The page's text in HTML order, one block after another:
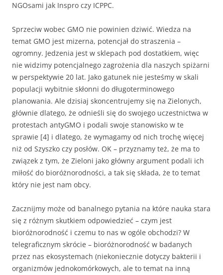
NGOsami jak Inspro czy ICPPC.
Sprzeciw wobec GMO nie powinien dziwić. Wiedza na
temat GMO jest mizerna, potencjał do straszenia –
ogromny. Jedzenia jest w sklepach pod dostatkiem, więc
nie widzimy potencjalnego zagrożenia dla naszych spiżarni
w perspektywie 20 lat. Jako gatunek nie jesteśmy w skali
populacji wybitnie skłonni do długoterminowego
planowania. Ale dzisiaj skoncentrujemy się na Zielonych,
głównie dlatego, że odnieśli się do swojego uczestnictwa w
protestach antyGMO i podali swoje stanowisko w te
sprawie [4] i dlatego, że wymagamy od nich trochę więcej
niż od Szyszko czy posłów. OK – przyznamy też, że ma to
związek z tym, że Zieloni jako główny argument podali ich
miłość do bioróżnorodności, a tak się składa, że to temat
który nie jest nam obcy.
Zacznijmy może od banalnego pytania na które nauka stara
się z różnym skutkiem odpowiedzieć – czym jest
bioróżnorodność i czemu to nas w ogóle obchodzi? W
telegraficznym skrócie – bioróżnorodność w badanych
przez nas ekosystemach (niekoniecznie dotyczy bakterii i
organizmów jednokomórkowych, ale to temat na inną